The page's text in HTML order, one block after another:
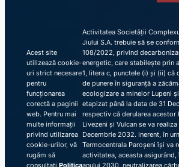
Acest site
utilizează cookie-
uri strict necesare
pentru
funcționarea
corectă a paginii
web. Pentru mai
multe informații
privind utilizarea
cookie-urilor, vă
rugăm să
consultați Politica
Activitatea Societății
Jiului S.A. trebuie să se
108/2022, privind
energetic, care stabilește prin
1, litera c, punctele (i) și (ii) că
de punere în siguranță a
ecologizare a minelor Lupeni
etapizat până la data de 31
respectiv că derularea acestor
Livezeni și Vulcan se va
Decembrie 2032. Inerent, în
Termocentrala Paroșeni își va
activitatea, aceasta asigurând,
anului 2030, neutralizarea